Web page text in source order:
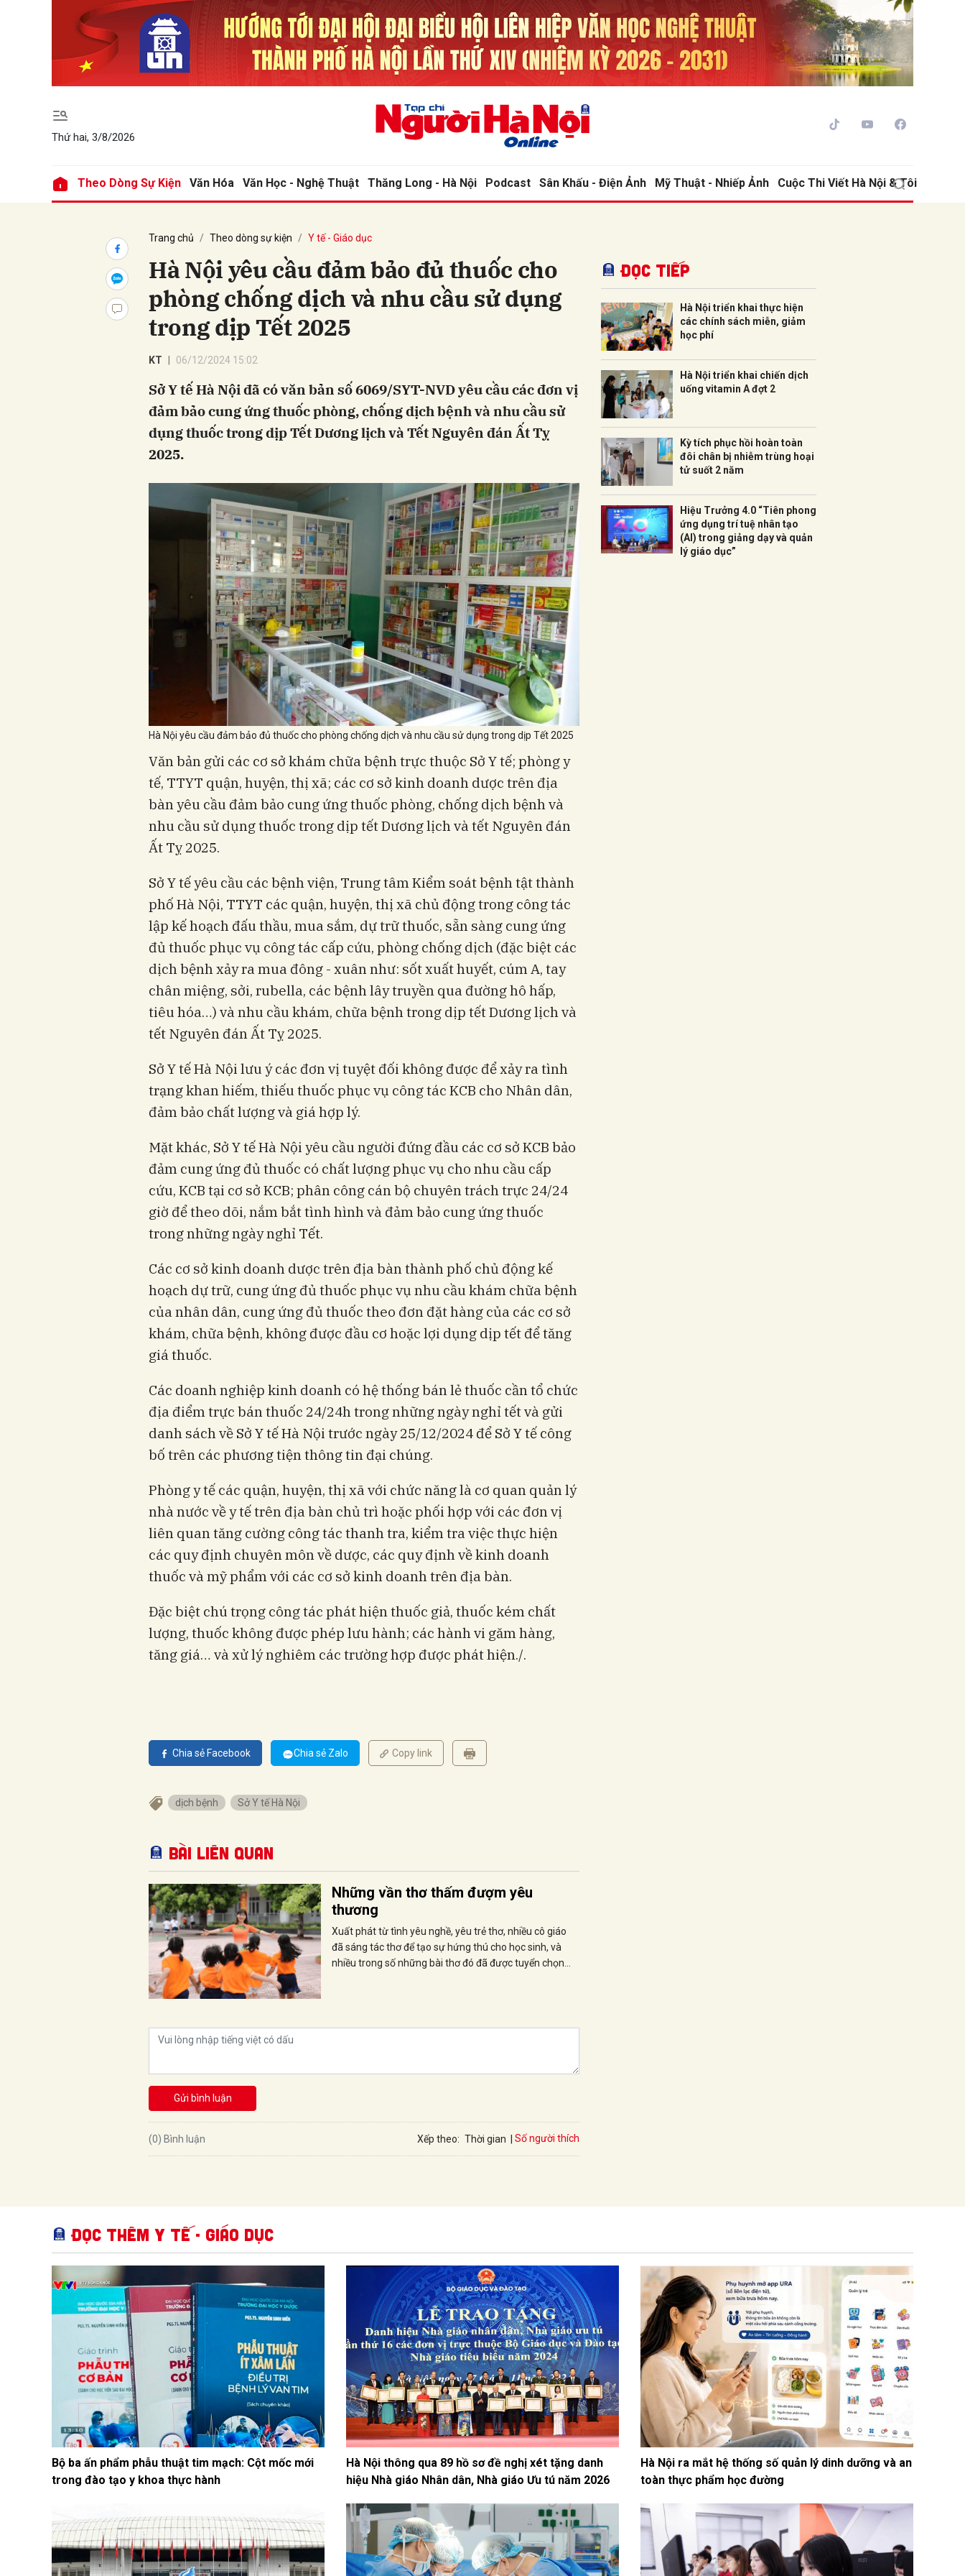
Thứ hai, 3/8/2026
Theo Dòng Sự Kiện Văn Hóa Văn Học - Nghệ Thuật Thăng Long - Hà Nội Podcast Sân Khấu - Điện Ảnh Mỹ Thuật - Nhiếp Ảnh Cuộc Thi Viết Hà Nội & Tôi
Trang chủ Theo dòng sự kiện Y tế - Giáo dục
Hà Nội yêu cầu đảm bảo đủ thuốc cho
phòng chống dịch và nhu cầu sử dụng
trong dịp Tết 2025
KT 06/12/2024 15:02
Sở Y tế Hà Nội đã có văn bản số 6069/SYT-NVD yêu cầu các đơn vị
đảm bảo cung ứng thuốc phòng, chống dịch bệnh và nhu cầu sử
dụng thuốc trong dịp Tết Dương lịch và Tết Nguyên đán Ất Tỵ
2025.
Hà Nội yêu cầu đảm bảo đủ thuốc cho phòng chống dịch và nhu cầu sử dụng trong dịp Tết 2025
Văn bản gửi các cơ sở khám chữa bệnh trực thuộc Sở Y tế; phòng y
tế, TTYT quận, huyện, thị xã; các cơ sở kinh doanh dược trên địa
bàn yêu cầu đảm bảo cung ứng thuốc phòng, chống dịch bệnh và
nhu cầu sử dụng thuốc trong dịp tết Dương lịch và tết Nguyên đán
Ất Tỵ 2025.
Sở Y tế yêu cầu các bệnh viện, Trung tâm Kiểm soát bệnh tật thành
phố Hà Nội, TTYT các quận, huyện, thị xã chủ động trong công tác
lập kế hoạch đấu thầu, mua sắm, dự trữ thuốc, sẵn sàng cung ứng
đủ thuốc phục vụ công tác cấp cứu, phòng chống dịch (đặc biệt các
dịch bệnh xảy ra mua đông - xuân như: sốt xuất huyết, cúm A, tay
chân miệng, sởi, rubella, các bệnh lây truyền qua đường hô hấp,
tiêu hóa…) và nhu cầu khám, chữa bệnh trong dịp tết Dương lịch và
tết Nguyên đán Ất Tỵ 2025.
Sở Y tế Hà Nội lưu ý các đơn vị tuyệt đối không được để xảy ra tình
trạng khan hiếm, thiếu thuốc phục vụ công tác KCB cho Nhân dân,
đảm bảo chất lượng và giá hợp lý.
Mặt khác, Sở Y tế Hà Nội yêu cầu người đứng đầu các cơ sở KCB bảo
đảm cung ứng đủ thuốc có chất lượng phục vụ cho nhu cầu cấp
cứu, KCB tại cơ sở KCB; phân công cán bộ chuyên trách trực 24/24
giờ để theo dõi, nắm bắt tình hình và đảm bảo cung ứng thuốc
trong những ngày nghỉ Tết.
Các cơ sở kinh doanh dược trên địa bàn thành phố chủ động kế
hoạch dự trữ, cung ứng đủ thuốc phục vụ nhu cầu khám chữa bệnh
của nhân dân, cung ứng đủ thuốc theo đơn đặt hàng của các cơ sở
khám, chữa bệnh, không được đầu cơ hoặc lợi dụng dịp tết để tăng
giá thuốc.
Các doanh nghiệp kinh doanh có hệ thống bán lẻ thuốc cần tổ chức
địa điểm trực bán thuốc 24/24h trong những ngày nghỉ tết và gửi
danh sách về Sở Y tế Hà Nội trước ngày 25/12/2024 để Sở Y tế công
bố trên các phương tiện thông tin đại chúng.
Phòng y tế các quận, huyện, thị xã với chức năng là cơ quan quản lý
nhà nước về y tế trên địa bàn chủ trì hoặc phối hợp với các đơn vị
liên quan tăng cường công tác thanh tra, kiểm tra việc thực hiện
các quy định chuyên môn về dược, các quy định về kinh doanh
thuốc và mỹ phẩm với các cơ sở kinh doanh trên địa bàn.
Đặc biệt chú trọng công tác phát hiện thuốc giả, thuốc kém chất
lượng, thuốc không được phép lưu hành; các hành vi găm hàng,
tăng giá… và xử lý nghiêm các trường hợp được phát hiện./.
Chia sẻ Facebook Chia sẻ Zalo Copy link
dịch bệnh Sở Y tế Hà Nội
Bài liên quan
Những vần thơ thấm đượm yêu
thương
Xuất phát từ tình yêu nghề, yêu trẻ thơ, nhiều cô giáo
đã sáng tác thơ để tạo sự hứng thú cho học sinh, và
nhiều trong số những bài thơ đó đã được tuyển chọn
đưa vào sách Tiếng Việt 1, tập 1 – Bộ sách Kết nối tri
Gửi bình luận
(0) Bình luận Xếp theo: Thời gian Số người thích
Đọc tiếp
Hà Nội triển khai thực hiện
các chính sách miễn, giảm
học phí
Hà Nội triển khai chiến dịch
uống vitamin A đợt 2
Kỳ tích phục hồi hoàn toàn
đôi chân bị nhiễm trùng hoại
tử suốt 2 năm
Hiệu Trưởng 4.0 “Tiên phong
ứng dụng trí tuệ nhân tạo
(AI) trong giảng dạy và quản
lý giáo dục”
Đọc thêm Y tế - Giáo dục
Bộ ba ấn phẩm phẫu thuật tim mạch: Cột mốc mới
trong đào tạo y khoa thực hành
Hà Nội thông qua 89 hồ sơ đề nghị xét tặng danh
hiệu Nhà giáo Nhân dân, Nhà giáo Ưu tú năm 2026
Hà Nội ra mắt hệ thống số quản lý dinh dưỡng và an
toàn thực phẩm học đường
Gửi bình luận